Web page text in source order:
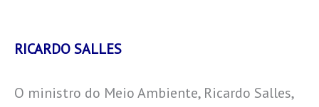
RICARDO SALLES
O ministro do Meio Ambiente, Ricardo Salles,